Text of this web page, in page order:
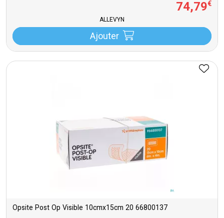
74,79€
ALLEVYN
Ajouter
Opsite Post Op Visible 10cmx15cm 20 66800137